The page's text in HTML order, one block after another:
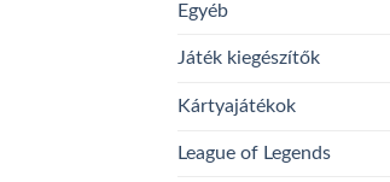
Egyéb
Játék kiegészítők
Kártyajátékok
League of Legends